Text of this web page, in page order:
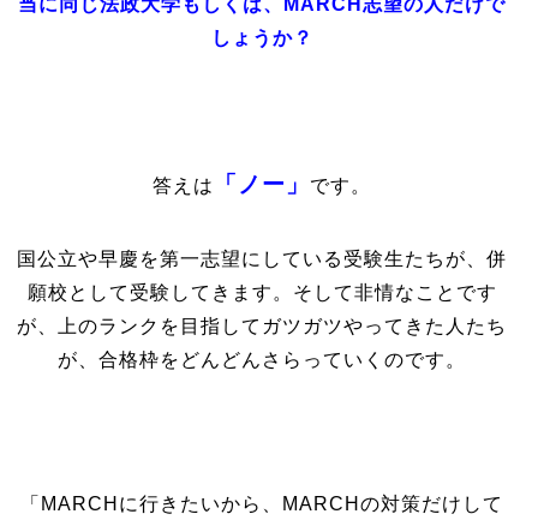
当に同じ法政大学もしくは、MARCH志望の人だけで
しょうか？
答えは 「ノー」 です。
国公立や早慶を第一志望にしている受験生たちが、併
願校として受験してきます。そして非情なことです
が、上のランクを目指してガツガツやってきた人たち
が、合格枠をどんどんさらっていくのです。
「MARCHに行きたいから、MARCHの対策だけして